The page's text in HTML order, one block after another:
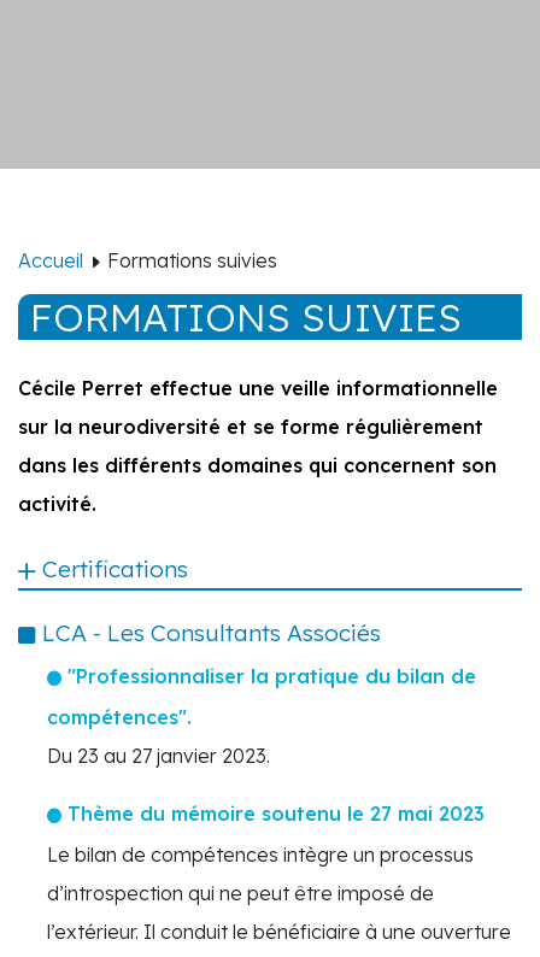
Accueil Formations suivies
FORMATIONS SUIVIES
Cécile Perret effectue une veille informationnelle
sur la neurodiversité et se forme régulièrement
dans les différents domaines qui concernent son
activité.
Certifications
LCA - Les Consultants Associés
"Professionnaliser la pratique du bilan de
compétences".
Du 23 au 27 janvier 2023.
Thème du mémoire soutenu le 27 mai 2023
Le bilan de compétences intègre un processus
d’introspection qui ne peut être imposé de
l’extérieur. Il conduit le bénéficiaire à une ouverture